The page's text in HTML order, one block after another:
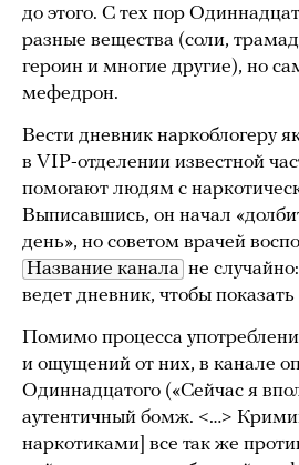
до этого. С тех пор
разные вещества (соли,
героин и многие другие), но
мефедрон.
Вести дневник наркоблогеру
в VIP-отделении известной
помогают людям с
Выписавшись, он начал
день», но советом врачей
Название канала не
ведет дневник, чтобы
Помимо процесса
и ощущений от них, в канале
Одиннадцатого («Сейчас я
аутентичный бомж. <…>
наркотиками] все так же